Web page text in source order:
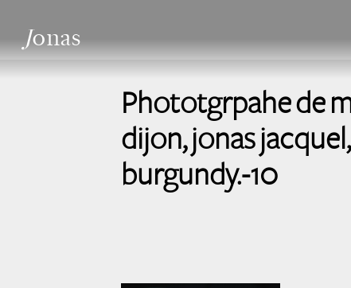
Jonas
Phototgrpahe de
dijon, jonas
burgundy.-10